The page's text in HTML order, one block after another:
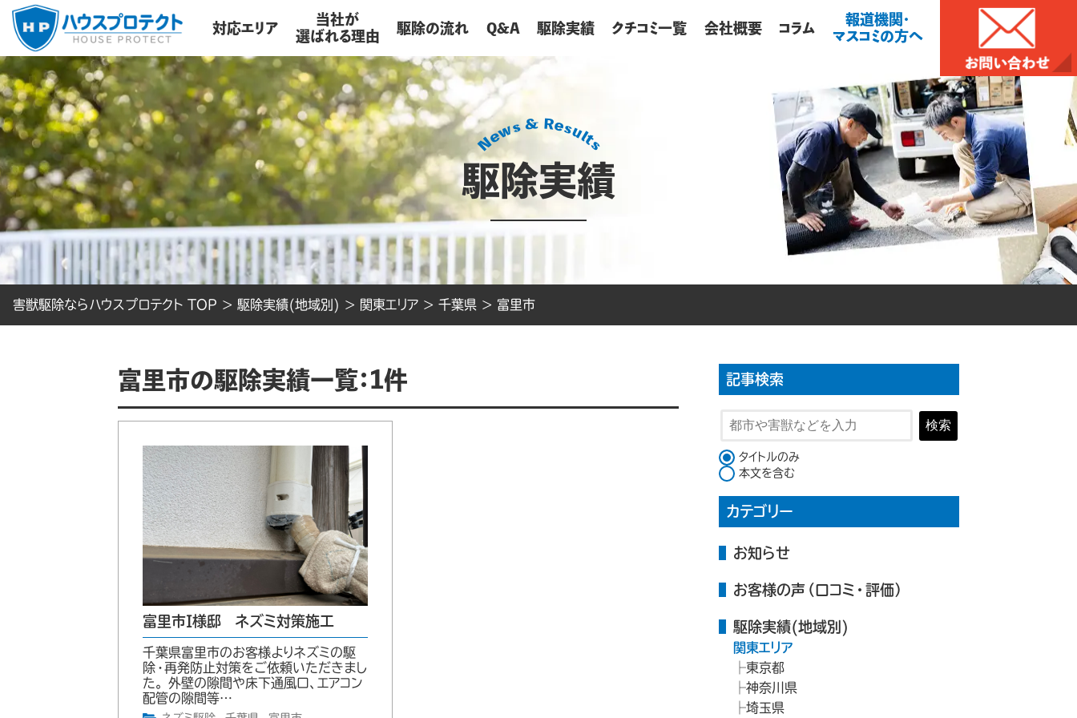
対応エリア
当社が
選ばれる理由
駆除の流れ Q&A 駆除実績 クチコミ一覧 会社概要 コラム
報道機関・
マスコミの方へ
駆除実績
害獣駆除ならハウスプロテクト TOP > 駆除実績(地域別) > 関東エリア > 千葉県 > 富里市
富里市の駆除実績一覧：1件
富里市I様邸 ネズミ対策施工
千葉県富里市のお客様よりネズミの駆
除・再発防止対策をご依頼いただきまし
た。 外壁の隙間や床下通風口、エアコン
配管の隙間等…
記事検索
検索
検索対象
タイトルのみ
本文を含む
カテゴリー
お知らせ
お客様の声（口コミ・評価）
駆除実績(地域別)
関東エリア
東京都
神奈川県
埼玉県